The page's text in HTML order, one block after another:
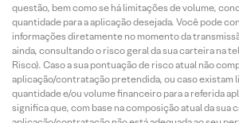
questão, bem como se há limitações de volume,
quantidade para a aplicação desejada. Você pode
informações diretamente no momento da
ainda, consultando o risco geral da sua carteira na
Risco). Caso a sua pontuação de risco atual não
aplicação/contratação pretendida, ou caso existam
quantidade e/ou volume financeiro para a referida
significa que, com base na composição atual da sua